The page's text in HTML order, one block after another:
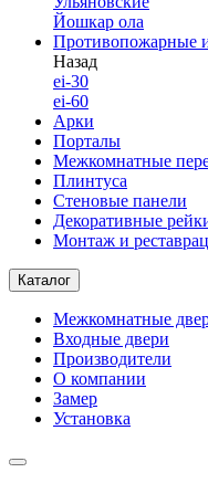
Йошкар ола
Противопожарные
Назад
ei-30
ei-60
Арки
Порталы
Межкомнатные
Плинтуса
Стеновые панели
Декоративные
Монтаж и
Каталог
Межкомнатные
Входные двери
Производители
О компании
Замер
Установка